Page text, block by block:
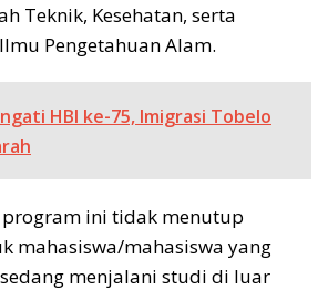
Teknik, Kesehatan, serta
Pengetahuan Alam.
HBI ke-75, Imigrasi Tobelo
ini tidak menutup
mahasiswa/mahasiswa yang
menjalani studi di luar